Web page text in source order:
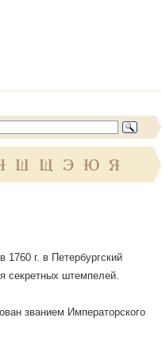
Ш Щ Э Ю Я
г. в Петербургский
секретных штемпелей.
званием Императорского